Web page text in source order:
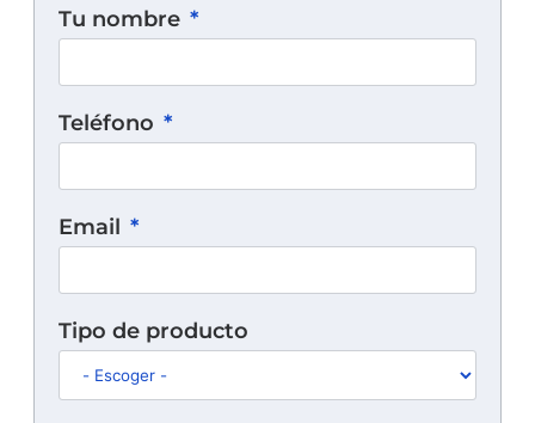
Tu nombre
Teléfono
Email
Tipo de producto